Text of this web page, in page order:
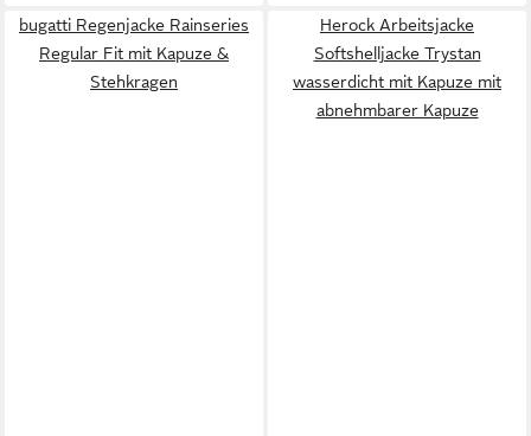
bugatti Regenjacke Rainseries
Regular Fit mit Kapuze &
Stehkragen
Herock Arbeitsjacke
Softshelljacke Trystan
wasserdicht mit Kapuze mit
abnehmbarer Kapuze